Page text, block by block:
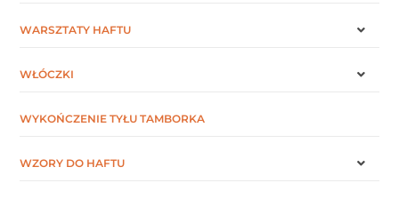
WARSZTATY HAFTU
WŁÓCZKI
WYKOŃCZENIE TYŁU TAMBORKA
WZORY DO HAFTU